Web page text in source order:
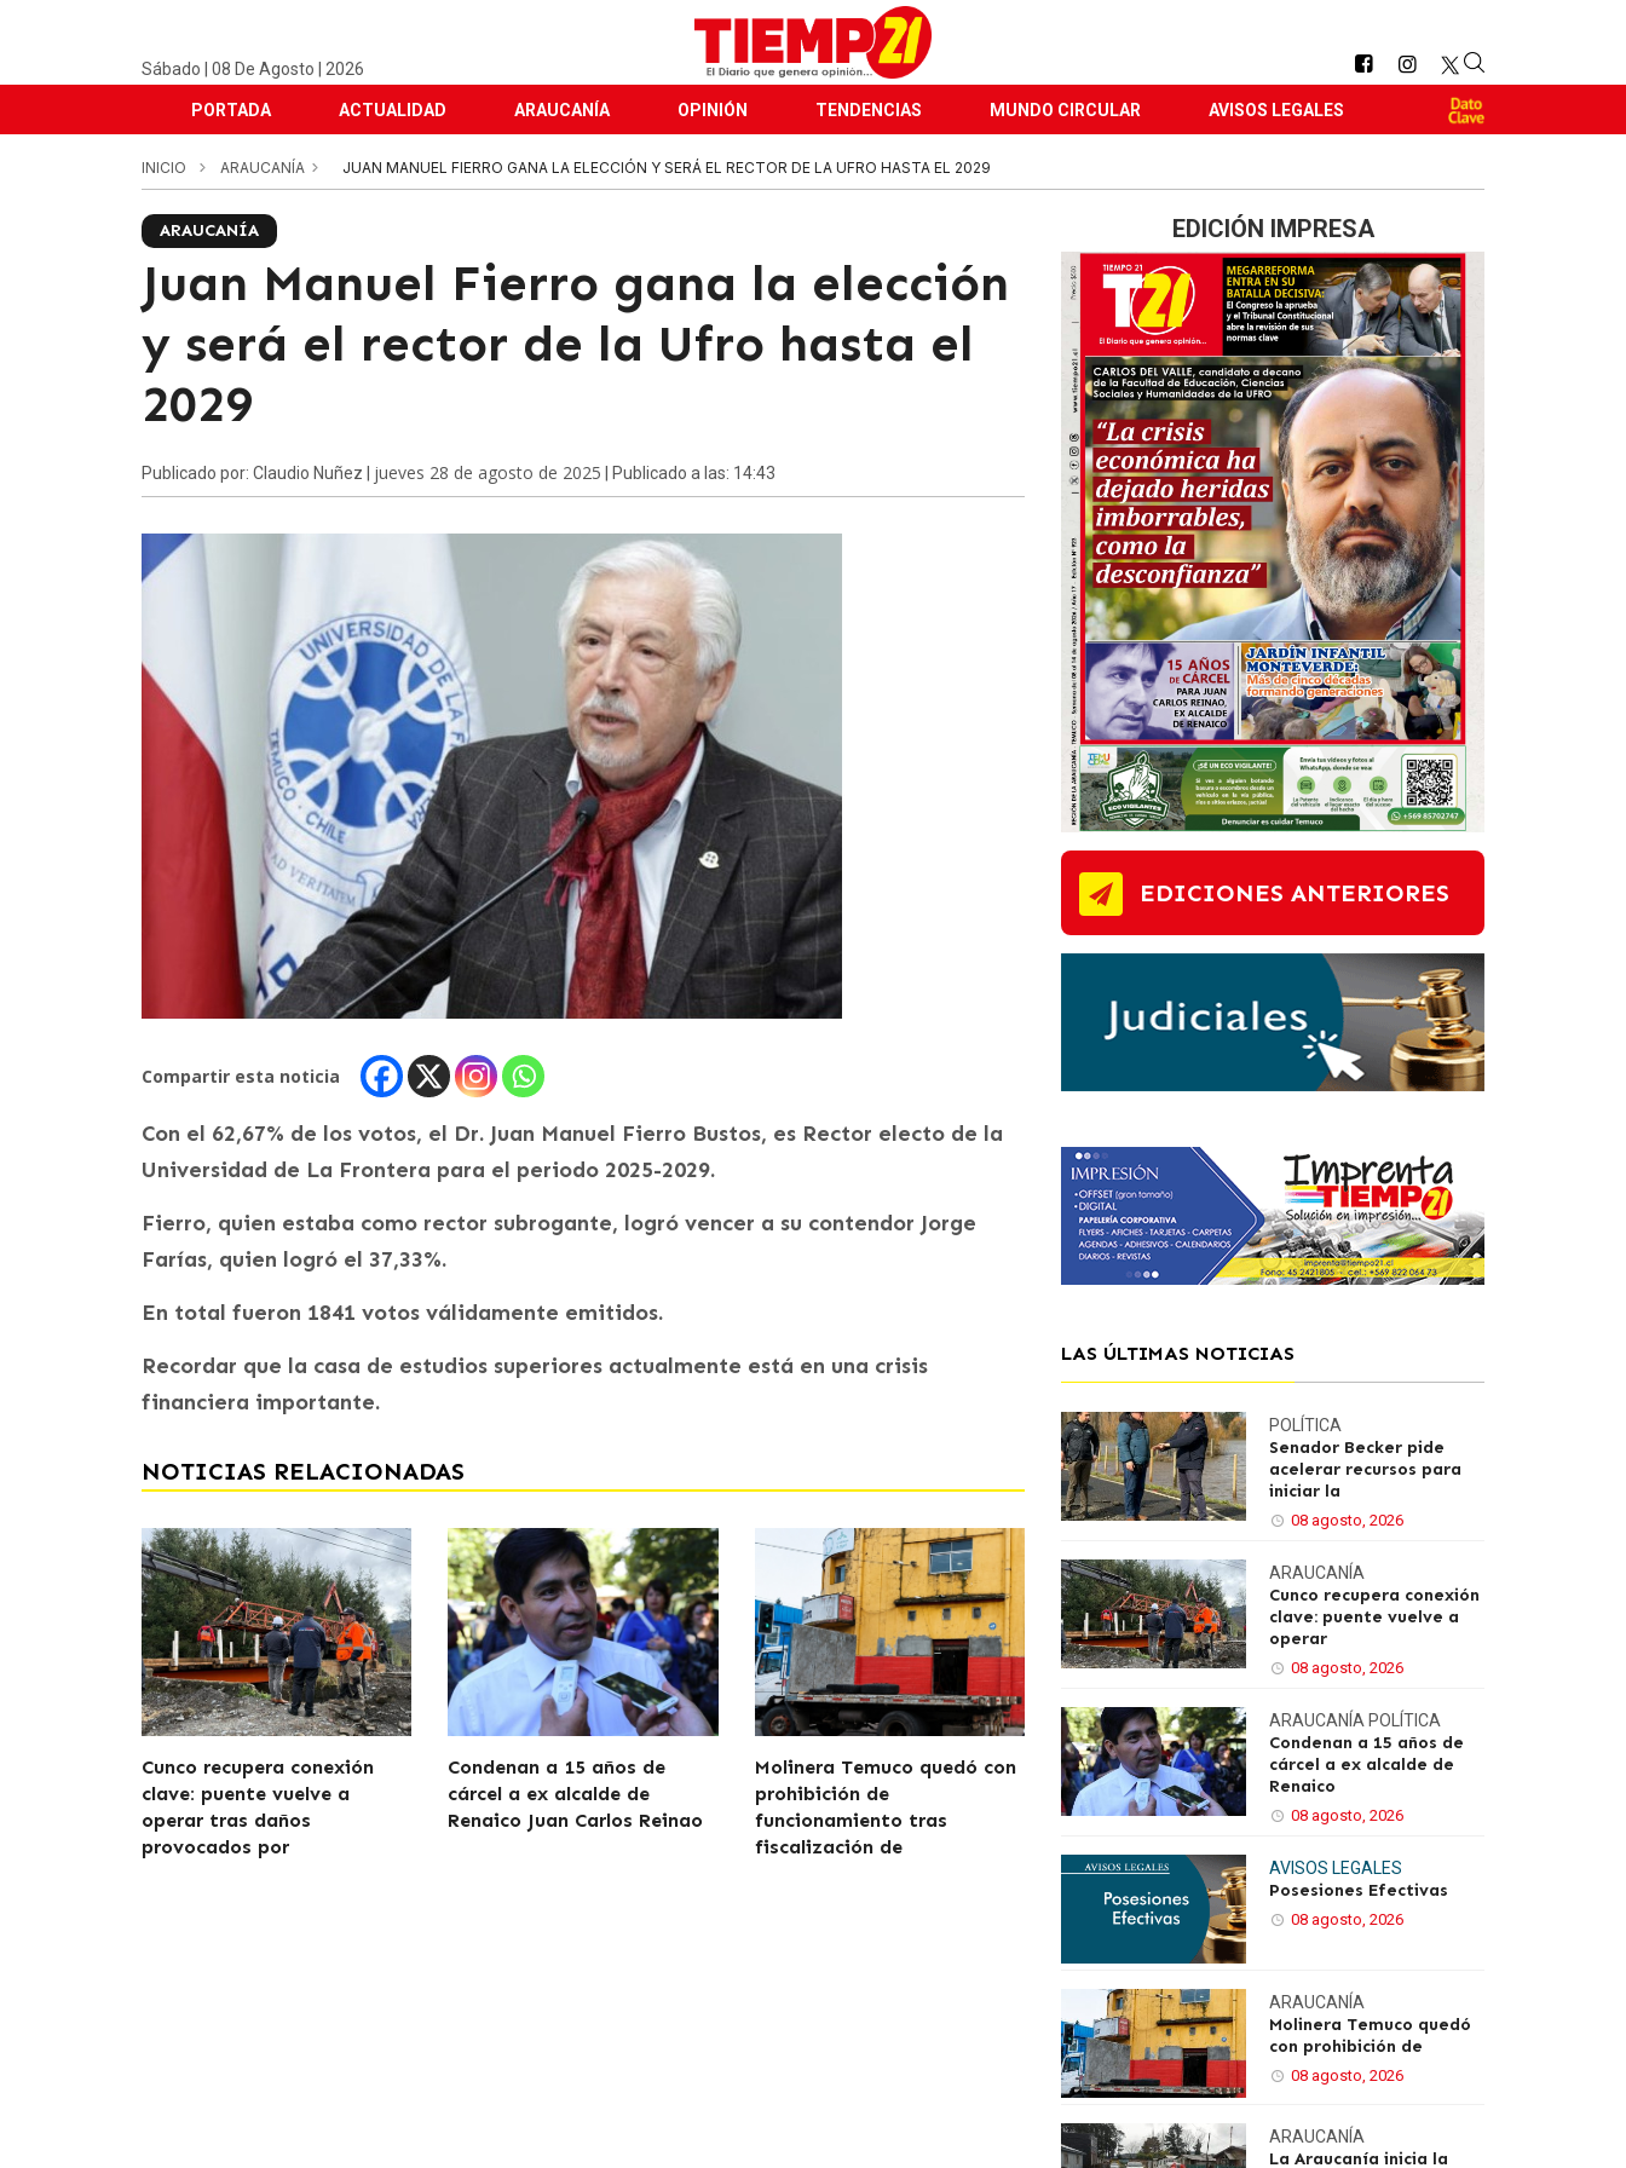
Sábado | 08 De Agosto | 2026
PORTADA ACTUALIDAD ARAUCANÍA OPINIÓN TENDENCIAS MUNDO CIRCULAR AVISOS LEGALES
INICIO ARAUCANÍA JUAN MANUEL FIERRO GANA LA ELECCIÓN Y SERÁ EL RECTOR DE LA UFRO HASTA EL 2029
ARAUCANÍA
Juan Manuel Fierro gana la elección
y será el rector de la Ufro hasta el
2029
Publicado por: Claudio Nuñez | jueves 28 de agosto de 2025 | Publicado a las: 14:43
Compartir esta noticia
Con el 62,67% de los votos, el Dr. Juan Manuel Fierro Bustos, es Rector electo de la
Universidad de La Frontera para el periodo 2025-2029.
Fierro, quien estaba como rector subrogante, logró vencer a su contendor Jorge
Farías, quien logró el 37,33%.
En total fueron 1841 votos válidamente emitidos.
Recordar que la casa de estudios superiores actualmente está en una crisis
financiera importante.
NOTICIAS RELACIONADAS
Cunco recupera conexión
clave: puente vuelve a
operar tras daños
provocados por
Condenan a 15 años de
cárcel a ex alcalde de
Renaico Juan Carlos Reinao
Molinera Temuco quedó con
prohibición de
funcionamiento tras
fiscalización de
EDICIÓN IMPRESA
EDICIONES ANTERIORES
LAS ÚLTIMAS NOTICIAS
POLÍTICA
Senador Becker pide
acelerar recursos para
iniciar la
08 agosto, 2026
ARAUCANÍA
Cunco recupera conexión
clave: puente vuelve a
operar
08 agosto, 2026
ARAUCANÍA POLÍTICA
Condenan a 15 años de
cárcel a ex alcalde de
Renaico
08 agosto, 2026
AVISOS LEGALES
Posesiones Efectivas
08 agosto, 2026
ARAUCANÍA
Molinera Temuco quedó
con prohibición de
08 agosto, 2026
ARAUCANÍA
La Araucanía inicia la